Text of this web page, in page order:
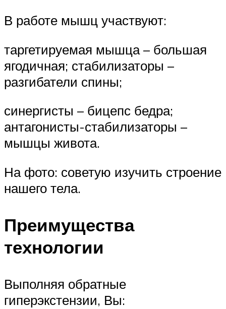
В работе мышц участвуют:
таргетируемая мышца – большая
ягодичная; стабилизаторы –
разгибатели спины;
синергисты – бицепс бедра;
антагонисты-стабилизаторы –
мышцы живота.
На фото: советую изучить строение
нашего тела.
Преимущества
технологии
Выполняя обратные
гиперэкстензии, Вы: